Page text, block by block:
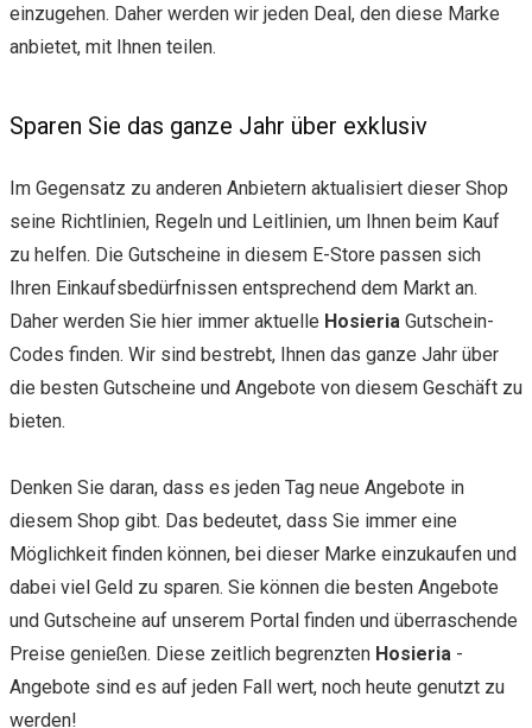
einzugehen. Daher werden wir jeden Deal, den diese Marke
anbietet, mit Ihnen teilen.
Sparen Sie das ganze Jahr über exklusiv
Im Gegensatz zu anderen Anbietern aktualisiert dieser Shop
seine Richtlinien, Regeln und Leitlinien, um Ihnen beim Kauf
zu helfen. Die Gutscheine in diesem E-Store passen sich
Ihren Einkaufsbedürfnissen entsprechend dem Markt an.
Daher werden Sie hier immer aktuelle Hosieria Gutschein-
Codes finden. Wir sind bestrebt, Ihnen das ganze Jahr über
die besten Gutscheine und Angebote von diesem Geschäft zu
bieten.
Denken Sie daran, dass es jeden Tag neue Angebote in
diesem Shop gibt. Das bedeutet, dass Sie immer eine
Möglichkeit finden können, bei dieser Marke einzukaufen und
dabei viel Geld zu sparen. Sie können die besten Angebote
und Gutscheine auf unserem Portal finden und überraschende
Preise genießen. Diese zeitlich begrenzten Hosieria -
Angebote sind es auf jeden Fall wert, noch heute genutzt zu
werden!